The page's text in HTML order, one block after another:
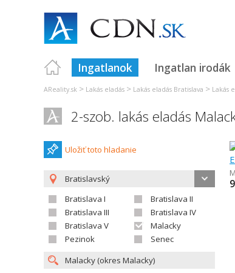
Ingatlanok Ingatlan irodák
AReality.sk > Lakás eladás > Lakás eladás Bratislava > Lakás
2-szob. lakás eladás
Uložiť toto hladanie
Bratislavský
Bratislava I
Bratislava II
Bratislava III
Bratislava IV
Bratislava V
Malacky
Pezinok
Senec